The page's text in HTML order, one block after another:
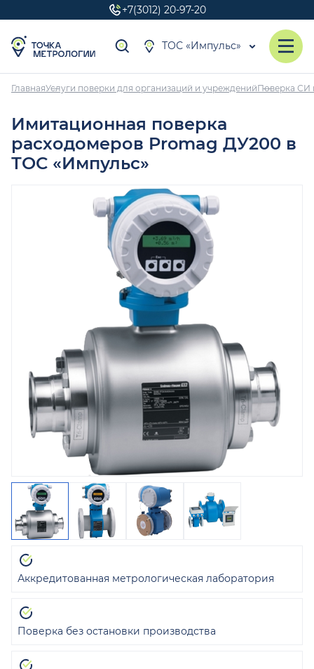
+7(3012) 20-97-20
ТОС «Импульс»
ГлавнаяУслуги поверки для организаций и учрежденийПоверка СИ
Имитационная поверка
расходомеров Promag ДУ200 в
ТОС «Импульс»
Аккредитованная метрологическая лаборатория
Поверка без остановки производства